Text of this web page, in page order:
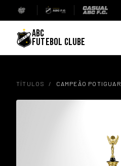
ABC
FUTEBOL CLUBE
TÍTULOS / CAMPEÃO POTIGUAR